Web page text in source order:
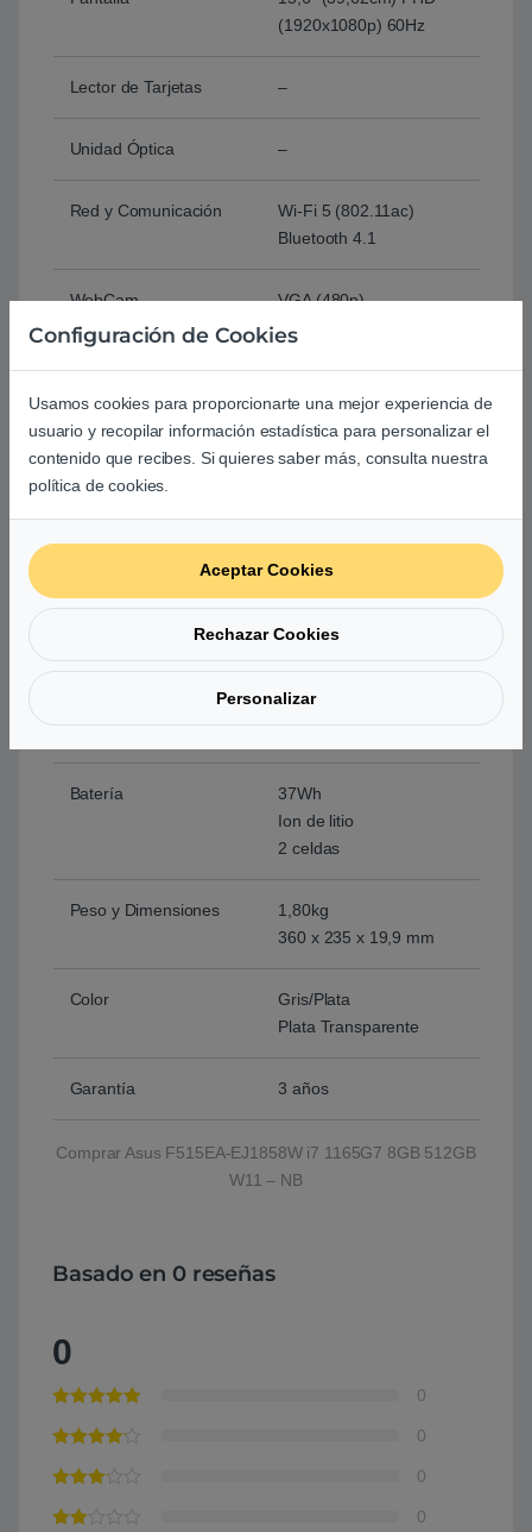
(1920x1080p) 60Hz
Lector de Tarjetas –
Unidad Óptica –
Red y Comunicación
Wi-Fi 5 (802.11ac)
Bluetooth 4.1
WebCam VGA (480p)
1 x USB 3.2 Tipo C Gen
1 x Jack 3,5mm
retroiluminado con
teclado numérico
Touchpad multitáctil
Software Windows 11 Home
Batería
37Wh
Ion de litio
2 celdas
Peso y Dimensiones
1,80kg
360 x 235 x 19,9 mm
Color
Gris/Plata
Plata Transparente
Garantía 3 años
Comprar Asus F515EA-EJ1858W i7 1165G7 8GB 512GB
W11 – NB
Basado en 0 reseñas
0
0
0
0
0
Configuración de Cookies
Usamos cookies para proporcionarte una mejor experiencia de
usuario y recopilar información estadística para personalizar el
contenido que recibes. Si quieres saber más, consulta nuestra
política de cookies.
Aceptar Cookies
Rechazar Cookies
Personalizar